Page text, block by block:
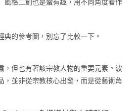
風格二創也是蠻有趣，用不同角度看作
典的參考圖，別忘了比較一下。
，但也有著該宗教人物的重要元素。波
，並非從宗教核心出發，而是從藝術角